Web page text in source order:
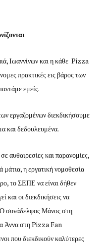
Ιωαννίνων και η κάθε Pizza
πρακτικές εις βάρος των
εμείς.
εργαζομένων διεκδικήσουμε
και δεδουλευμένα.
αυθαιρεσίες και παρανομίες,
μάτια, η εργατική νομοθεσία
το ΣΕΠΕ να είναι δήθεν
και οι διεκδικήσεις να
Ο συνάδελφος Μάνος στη
Άννα στη Pizza Fan
που διεκδικούν καλύτερες